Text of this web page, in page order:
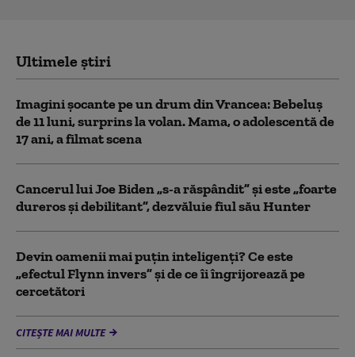
Ultimele știri
Imagini șocante pe un drum din Vrancea: Bebeluș
de 11 luni, surprins la volan. Mama, o adolescentă de
17 ani, a filmat scena
Cancerul lui Joe Biden „s-a răspândit” şi este „foarte
dureros și debilitant”, dezvăluie fiul său Hunter
Devin oamenii mai puțin inteligenți? Ce este
„efectul Flynn invers” și de ce îi îngrijorează pe
cercetători
CITEȘTE MAI MULTE